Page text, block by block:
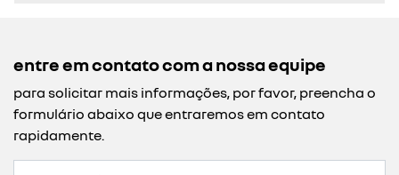
entre em contato com a nossa equipe
para solicitar mais informações, por favor, preencha o
formulário abaixo que entraremos em contato
rapidamente.